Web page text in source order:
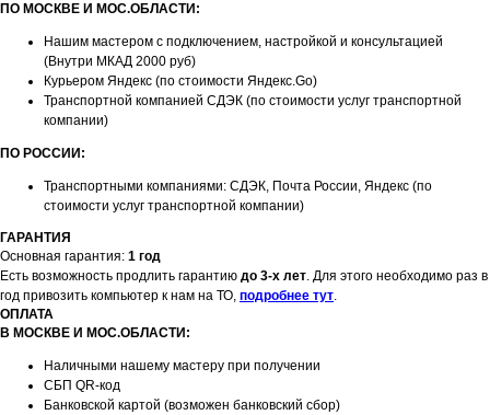
ПО МОСКВЕ И МОС.ОБЛАСТИ:
Нашим мастером с подключением, настройкой и консультацией
(Внутри МКАД 2000 руб)
Курьером Яндекс (по стоимости Яндекс.Go)
Транспортной компанией СДЭК (по стоимости услуг транспортной
компании)
ПО РОССИИ:
Транспортными компаниями: СДЭК, Почта России, Яндекс (по
стоимости услуг транспортной компании)
ГАРАНТИЯ
Основная гарантия: 1 год
Есть возможность продлить гарантию до 3-х лет. Для этого необходимо раз в
год привозить компьютер к нам на ТО, подробнее тут.
ОПЛАТА
В МОСКВЕ И МОС.ОБЛАСТИ:
Наличными нашему мастеру при получении
СБП QR-код
Банковской картой (возможен банковский сбор)